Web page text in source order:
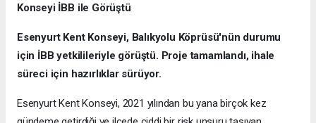
Konseyi İBB ile Görüştü
Esenyurt Kent Konseyi, Balıkyolu Köprüsü'nün durumu
için İBB yetkilileriyle görüştü. Proje tamamlandı, ihale
süreci için hazırlıklar sürüyor.
Esenyurt Kent Konseyi, 2021 yılından bu yana birçok kez